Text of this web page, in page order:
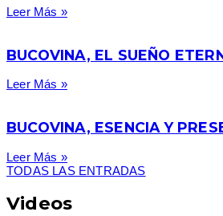
Leer Más »
BUCOVINA, EL SUEÑO
Leer Más »
BUCOVINA, ESENCIA Y
Leer Más »
TODAS LAS ENTRADAS
Videos